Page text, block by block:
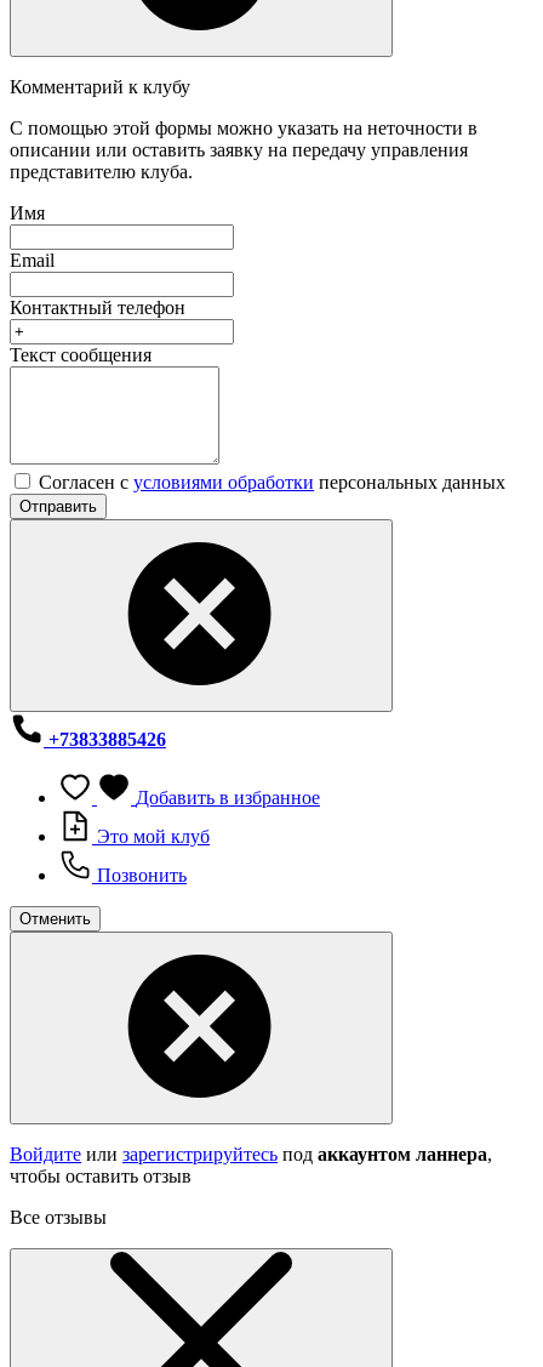
Комментарий к клубу
С помощью этой формы можно указать на неточности в
описании или оставить заявку на передачу управления
представителю клуба.
Имя
Email
Контактный телефон
Текст сообщения
Согласен с условиями обработки персональных данных
Отправить
+73833885426
Добавить в избранное
Это мой клуб
Позвонить
Отменить
Войдите или зарегистрируйтесь под аккаунтом ланнера,
чтобы оставить отзыв
Все отзывы